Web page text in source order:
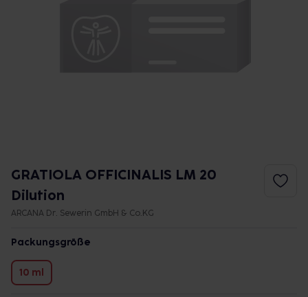
GRATIOLA OFFICINALIS LM 20
Dilution
ARCANA Dr. Sewerin GmbH & Co.KG
Packungsgröße
10 ml